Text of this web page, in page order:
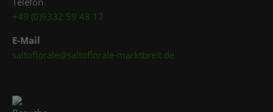
+49 (0)9332 59 48 17
E-Mail
saltoflorale@saltoflorale-marktbreit.de